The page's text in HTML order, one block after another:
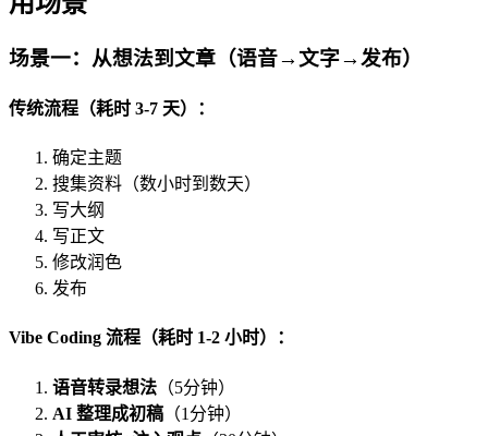
场景一：从想法到文章（语音→文字→发布）
传统流程（耗时 3-7 天）：
确定主题
搜集资料（数小时到数天）
写大纲
写正文
修改润色
发布
Vibe Coding 流程（耗时 1-2 小时）：
语音转录想法 （5分钟）
AI 整理成初稿 （1分钟）